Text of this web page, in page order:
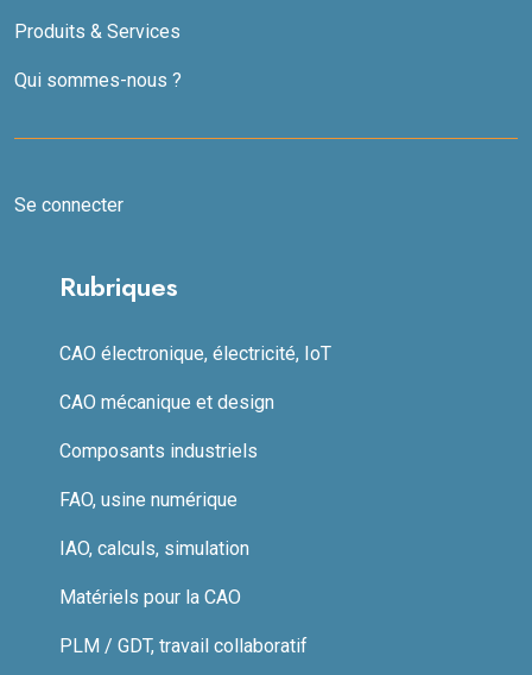
Produits & Services
Qui sommes-nous ?
Se connecter
Rubriques
CAO électronique, électricité, IoT
CAO mécanique et design
Composants industriels
FAO, usine numérique
IAO, calculs, simulation
Matériels pour la CAO
PLM / GDT, travail collaboratif